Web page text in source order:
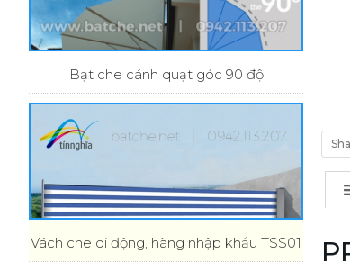
Bạt che cánh quạt góc 90 độ
Vách che di động, hàng nhập khẩu TSS01